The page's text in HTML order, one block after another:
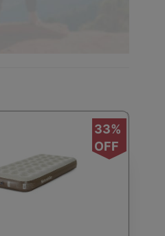
充氣枕頭
33%
OFF